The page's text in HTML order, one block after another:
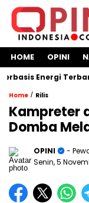
HOME OPINI
Energi
Home / Rilis
Kampreter
Domba
OPINI
-
Senin, 5